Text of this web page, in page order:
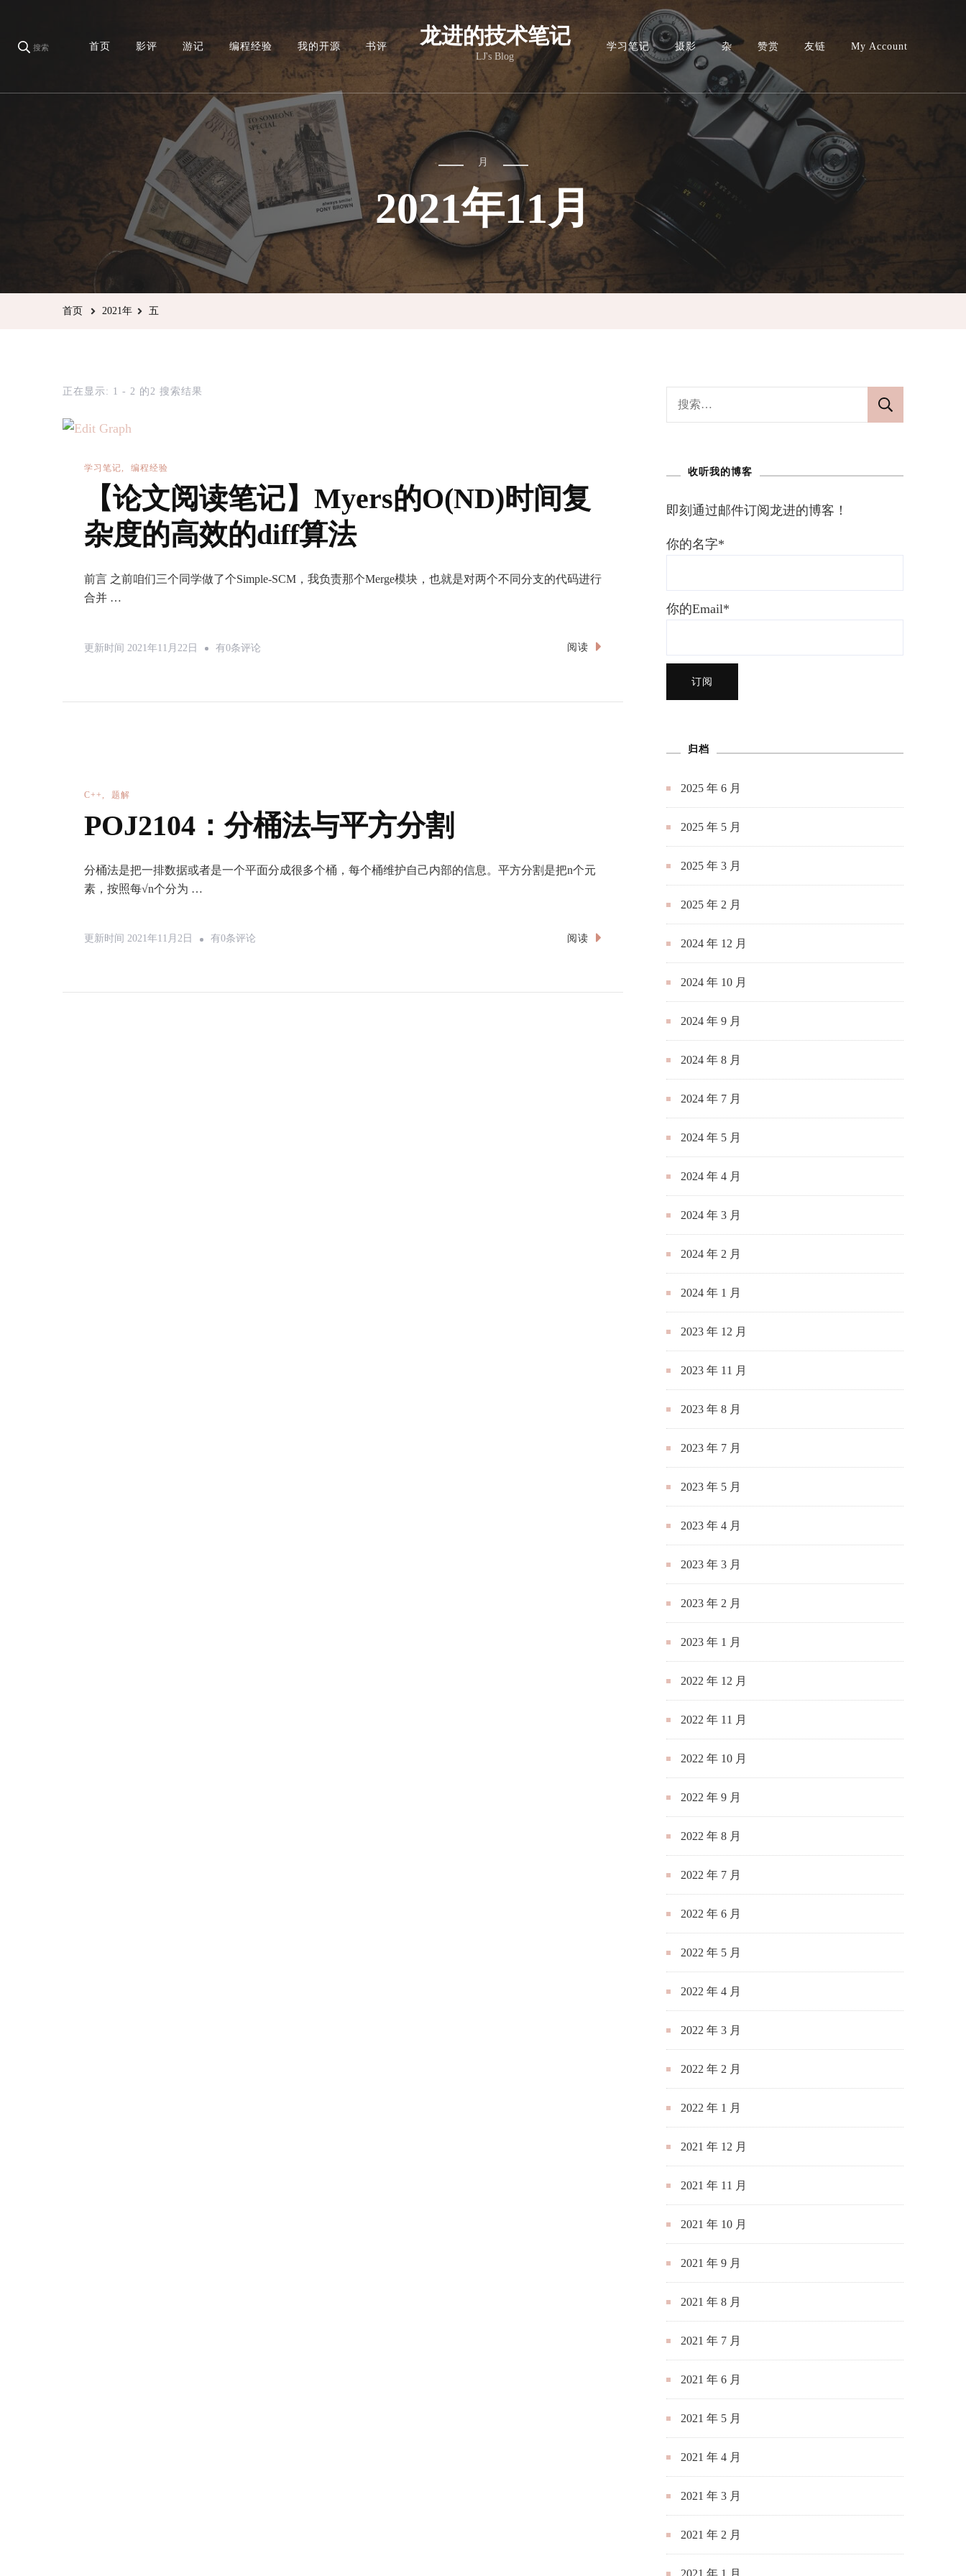
搜索 首页 影评 游记 编程经验 我的开源 书评 龙进的技术笔记
LJ's Blog
学习笔记 摄影 杂 赞赏 友链 My Account
月
2021年11月
首页 2021年 五
正在显示: 1 - 2 的2 搜索结果
学习笔记 编程经验
【论文阅读笔记】Myers的O(ND)时间复
杂度的高效的diff算法
前言 之前咱们三个同学做了个Simple-SCM，我负责那个Merge模块，也就是对两个不同分支的代码进行
合并 …
更新时间 2021年11月22日
【论
O(ND)
时
复
的
有0条评论 阅读
C++ 题解
POJ2104：分桶法与平方分割
分桶法是把一排数据或者是一个平面分成很多个桶，每个桶维护自己内部的信息。平方分割是把n个元
素，按照每√n个分为 …
更新时间 2021年11月2日
POJ2104：
有0条评论 阅读
收听我的博客
即刻通过邮件订阅龙进的博客！
你的名字*
你的Email*
归档
2025 年 6 月
2025 年 5 月
2025 年 3 月
2025 年 2 月
2024 年 12 月
2024 年 10 月
2024 年 9 月
2024 年 8 月
2024 年 7 月
2024 年 5 月
2024 年 4 月
2024 年 3 月
2024 年 2 月
2024 年 1 月
2023 年 12 月
2023 年 11 月
2023 年 8 月
2023 年 7 月
2023 年 5 月
2023 年 4 月
2023 年 3 月
2023 年 2 月
2023 年 1 月
2022 年 12 月
2022 年 11 月
2022 年 10 月
2022 年 9 月
2022 年 8 月
2022 年 7 月
2022 年 6 月
2022 年 5 月
2022 年 4 月
2022 年 3 月
2022 年 2 月
2022 年 1 月
2021 年 12 月
2021 年 11 月
2021 年 10 月
2021 年 9 月
2021 年 8 月
2021 年 7 月
2021 年 6 月
2021 年 5 月
2021 年 4 月
2021 年 3 月
2021 年 2 月
2021 年 1 月